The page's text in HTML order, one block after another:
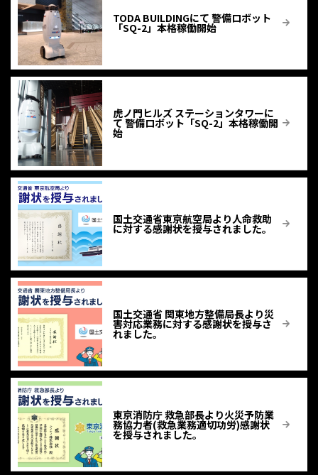
TODA BUILDINGにて 警備ロボット
「SQ-2」本格稼働開始
虎ノ門ヒルズ ステーションタワーに
て 警備ロボット「SQ-2」本格稼働開
始
国土交通省東京航空局より人命救助
に対する感謝状を授与されました。
国土交通省 関東地方整備局長より災
害対応業務に対する感謝状を授与さ
れました。
東京消防庁 救急部長より火災予防業
務協力者(救急業務適切功労)感謝状
を授与されました。